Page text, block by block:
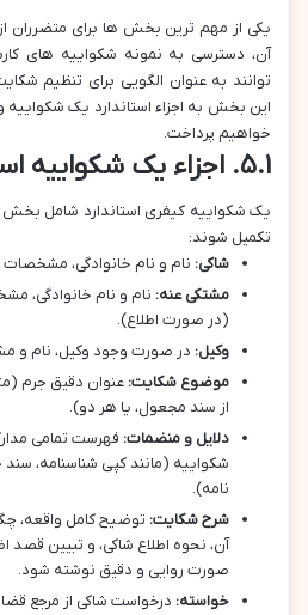
یکی از مهم ترین بخش ها برای متضرران
آن، دسترسی به نمونه شکواییه های
توانند به عنوان الگویی برای تنظیم
این بخش به اجزاء استاندارد یک
خواهیم پرداخت.
۵.۱. اجزاء یک شکواییه استاندارد
یک شکواییه کیفری استاندارد شامل
تکمیل شوند:
شاکی: نام و نام خانوادگی،
مشتکی عنه: نام و نام خانوادگی،
(در صورت اطلاع).
وکیل: در صورت وجود وکیل، نام و
موضوع شکایت: عنوان دقیق جرم
از سند مجعول، یا هر دو).
دلایل و منضمات: فهرست تمامی
شکواییه (مانند کپی شناسنامه،
نامه).
شرح شکایت: توضیح کامل واقعه،
آن، نحوه اطلاع شاکی، و تبیین قصد
صورت روایی و دقیق نوشته شود.
خواسته: درخواست شاکی از مرجع